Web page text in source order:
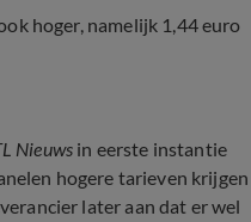
hoger, namelijk 1,44 euro
Nieuws in eerste instantie
hogere tarieven krijgen
later aan dat er wel